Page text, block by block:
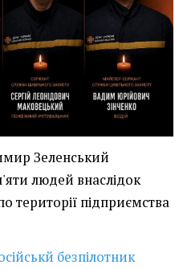
Зеленський
людей внаслідок
території підприємства
безпілотник